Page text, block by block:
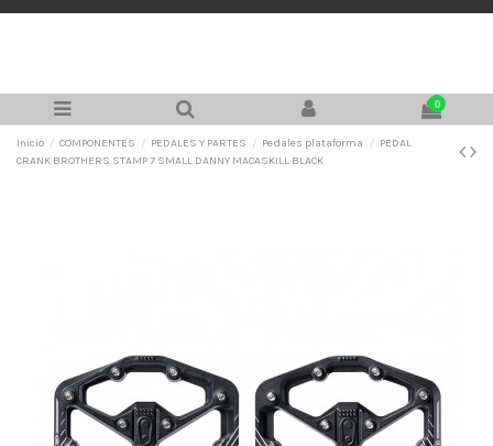
0
Inicio COMPONENTES PEDALES Y PARTES Pedales plataforma
PEDAL
CRANK BROTHERS STAMP 7 SMALL DANNY MACASKILL BLACK